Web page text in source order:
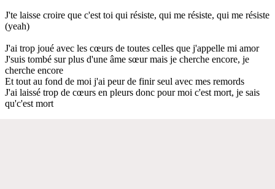
J'te laisse croire que c'est toi qui résiste, qui me résiste, qui me résiste
(yeah)
J'ai trop joué avec les cœurs de toutes celles que j'appelle mi amor
J'suis tombé sur plus d'une âme sœur mais je cherche encore, je
cherche encore
Et tout au fond de moi j'ai peur de finir seul avec mes remords
J'ai laissé trop de cœurs en pleurs donc pour moi c'est mort, je sais
qu'c'est mort